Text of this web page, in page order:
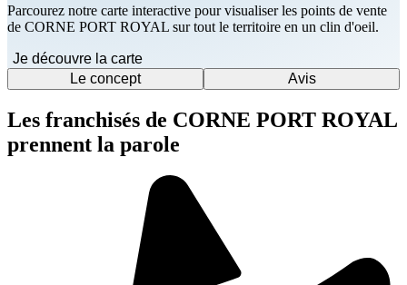
Parcourez notre carte interactive pour visualiser les points de vente
de CORNE PORT ROYAL sur tout le territoire en un clin d'oeil.
Je découvre la carte
Le concept
Avis
Les franchisés de CORNE PORT ROYAL
prennent la parole